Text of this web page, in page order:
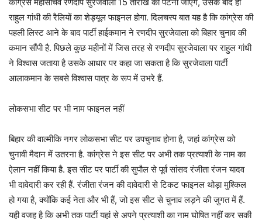
राहुल गांधी की रैलियों का शेड्यूल फाइनल होगा. दिलचस्प बात यह है कि कांग्रेस की
पहली लिस्ट आने के बाद पार्टी हाईकमान ने रणदीप सुरजेवाला को बिहार चुनाव की
कमान सौंपी है. पिछले कुछ महीनों में जिस तरह से रणदीप सुरजेवाला पर राहुल गांधी
ने विश्वास जताया है उसके आधार पर कहा जा सकता है कि सुरजेवाला पार्टी
आलाकमान के सबसे विश्वास पात्र के रूप में उभरे हैं.
लोकसभा सीट पर भी नाम फाइनल नहीं
बिहार की वाल्मीकि नगर लोकसभा सीट पर उपचुनाव होना है, जहां कांग्रेस को
चुनावी मैदान में उतरना है. कांग्रेस ने इस सीट पर अभी तक प्रत्याशी के नाम का
ऐलान नहीं किया है. इस सीट पर पार्टी की सुपौल से पूर्व सांसद रंजीता रंजन यादव
भी दावेदारी कर रही हैं. रंजीता रंजन की दावेदारी से टिकट फाइनल थोड़ा मुश्किल
हो गया है, क्योंकि कई नेता और भी हैं, जो इस सीट से चुनाव लड़ने की जुगत में हैं.
यही वजह है कि अभी तक पार्टी यहां से अपने प्रत्याशी का नाम घोषित नहीं कर सकी